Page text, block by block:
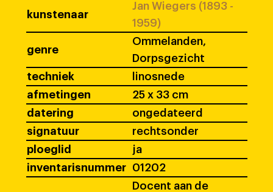
kunstenaar
Jan Wiegers (1893 -
1959)
genre
Ommelanden,
Dorpsgezicht
techniek
linosnede
afmetingen
25 x 33 cm
datering
ongedateerd
signatuur
rechtsonder
ploeglid
ja
inventarisnummer
01202
Docent aan de